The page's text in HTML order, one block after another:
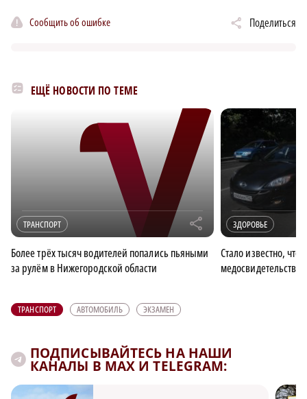
Сообщить об ошибке Поделиться
ЕЩЁ НОВОСТИ ПО ТЕМЕ
ТРАНСПОРТ r
Более трёх тысяч водителей попались пьяными
за рулём в Нижегородской области
ЗДОРОВЬЕ
Стало известно,
ТРАНСПОРТ АВТОМОБИЛЬ ЭКЗАМЕН
ПОДПИСЫВАЙТЕСЬ НА НАШИ
КАНАЛЫ В MAX И TELEGRAM: